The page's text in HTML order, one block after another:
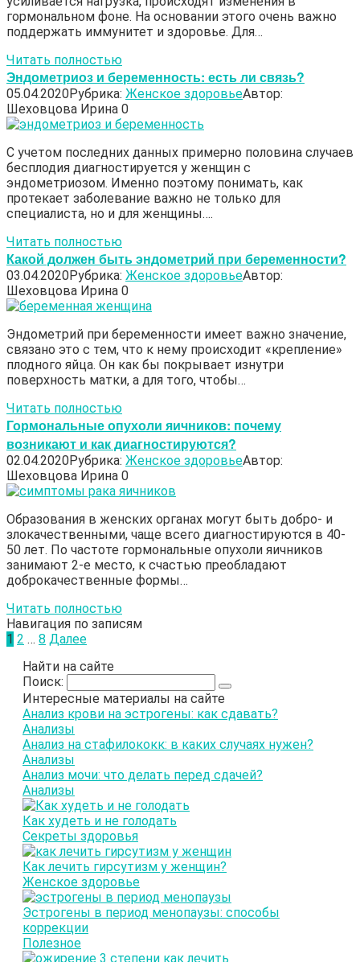
гормональном фоне. На основании этого очень важно
поддержать иммунитет и здоровье. Для…
Читать полностью
Эндометриоз и беременность: есть ли связь?
05.04.2020Рубрика: Женское здоровьеАвтор:
Шеховцова Ирина 0
С учетом последних данных примерно половина случаев
бесплодия диагностируется у женщин с
эндометриозом. Именно поэтому понимать, как
протекает заболевание важно не только для
специалиста, но и для женщины….
Читать полностью
Какой должен быть эндометрий при беременности?
03.04.2020Рубрика: Женское здоровьеАвтор:
Шеховцова Ирина 0
Эндометрий при беременности имеет важно значение,
связано это с тем, что к нему происходит «крепление»
плодного яйца. Он как бы покрывает изнутри
поверхность матки, а для того, чтобы…
Читать полностью
Гормональные опухоли яичников: почему
возникают и как диагностируются?
02.04.2020Рубрика: Женское здоровьеАвтор:
Шеховцова Ирина 0
Образования в женских органах могут быть добро- и
злокачественными, чаще всего диагностируются в 40-
50 лет. По частоте гормональные опухоли яичников
занимают 2-е место, к счастью преобладают
доброкачественные формы…
Читать полностью
Навигация по записям
1 2 … 8 Далее
Найти на сайте
Поиск:
Интересные материалы на сайте
Анализ крови на эстрогены: как сдавать?
Анализы
Анализ на стафилококк: в каких случаях нужен?
Анализы
Анализ мочи: что делать перед сдачей?
Анализы
Как худеть и не голодать
Секреты здоровья
Как лечить гирсутизм у женщин?
Женское здоровье
Эстрогены в период менопаузы: способы
коррекции
Полезное